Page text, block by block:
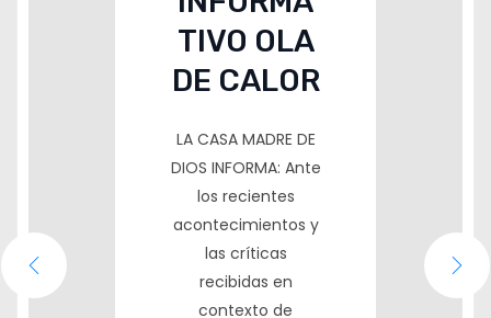
ADO
INFORMA
AMPLIACI
ÓN DE
PLAZAS
30/10/25
TIVO OLA
DE CALOR
LA CASA MADRE DE
DIOS INFORMA: Ante
los recientes
acontecimientos y
las críticas
recibidas en
contexto de
5695
8800
1150
0334
TU APORTACIÓN
NOS AYUDARÁ A
SEGUIR
DESARROLLANDO
NUESTRO TRABAJO
Noticias
DONACIÓ
N DE
ROPA Y/O
CALZADO